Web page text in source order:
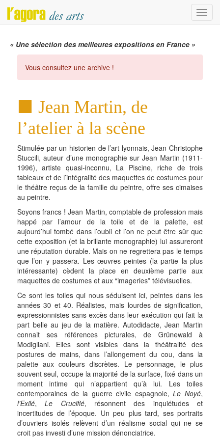
Menu
« Une sélection des meilleures expositions en France »
Vous consultez une archive !
Jean Martin, de
l’atelier à la scène
Stimulée par un historien de l’art lyonnais, Jean Christophe
Stuccili, auteur d’une monographie sur Jean Martin (1911-
1996), artiste quasi-inconnu, La Piscine, riche de trois
tableaux et de l’intégralité des maquettes de costumes pour
le théâtre reçus de la famille du peintre, offre ses cimaises
au peintre.
Soyons francs ! Jean Martin, comptable de profession mais
happé par l’amour de la toile et de la palette, est
aujourd’hui tombé dans l’oubli et l’on ne peut être sûr que
cette exposition (et la brillante monographie) lui assureront
une réputation durable. Mais on ne regrettera pas le temps
que l’on y passera. Les œuvres peintes (la partie la plus
intéressante) cèdent la place en deuxième partie aux
maquettes de costumes et aux “imageries” télévisuelles.
Ce sont les toiles qui nous séduisent ici, peintes dans les
années 30 et 40. Réalistes, mais lourdes de signification,
expressionnistes sans excès dans leur exécution qui fait la
part belle au jeu de la matière. Autodidacte, Jean Martin
connait ses références picturales, de Grünewald à
Modigliani. Elles sont visibles dans la théâtralité des
postures de mains, dans l’allongement du cou, dans la
palette aux couleurs discrètes. Le personnage, le plus
souvent seul, occupe la majorité de la surface, fixé dans un
moment intime qui n’appartient qu’à lui. Les toiles
contemporaines de la guerre civile espagnole,Le Noyé,
l’Exilé,Le Crucifié, résonnent des inquiétudes et
incertitudes de l’époque. Un peu plus tard, ses portraits
d’ouvriers isolés relèvent d’un réalisme social qui ne se
croit pas investi d’une mission dénonciatrice.